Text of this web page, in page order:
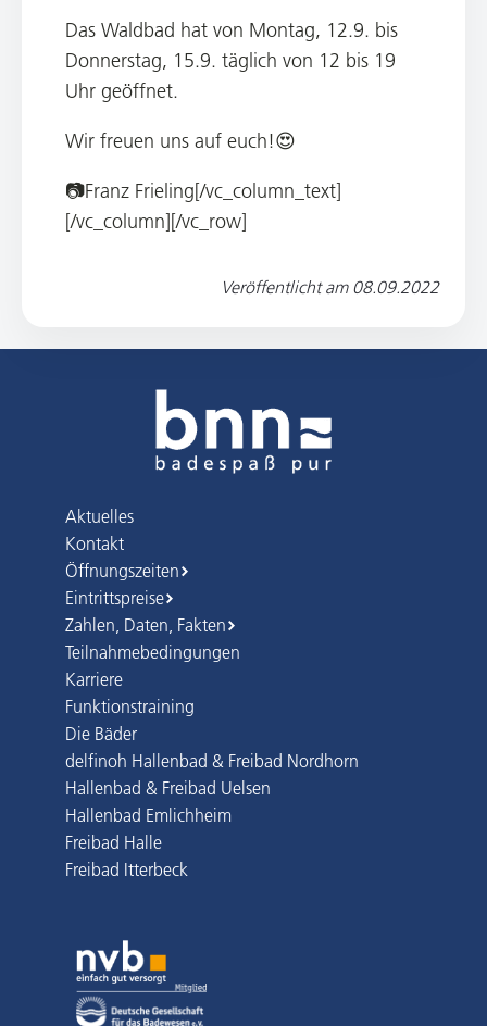
Das Waldbad hat von Montag, 12.9. bis
Donnerstag, 15.9. täglich von 12 bis 19
Uhr geöffnet.
Wir freuen uns auf euch!😍
📷Franz Frieling[/vc_column_text]
[/vc_column][/vc_row]
Veröffentlicht am 08.09.2022
Aktuelles
Kontakt
Öffnungszeiten
Eintrittspreise
Zahlen, Daten, Fakten
Teilnahmebedingungen
Karriere
Funktionstraining
Die Bäder
delfinoh Hallenbad & Freibad Nordhorn
Hallenbad & Freibad Uelsen
Hallenbad Emlichheim
Freibad Halle
Freibad Itterbeck